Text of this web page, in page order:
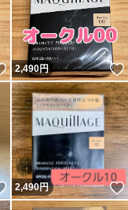
いいね！
2,490円
いいね！
2,490円